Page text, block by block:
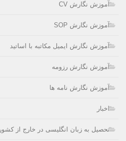
آموزش نگارش CV
آموزش نگارش SOP
آموزش نگارش ایمیل مکاتبه با اساتید
آموزش نگارش رزومه
آموزش نگارش نامه ها
اخبار
تحصیل به زبان انگلیسی در خارج از کشور